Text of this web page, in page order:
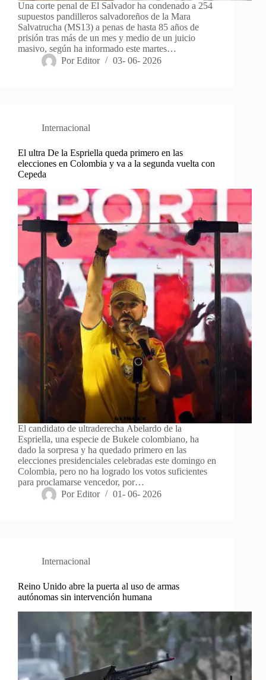
Una corte penal de El Salvador ha condenado a 254
supuestos pandilleros salvadoreños de la Mara
Salvatrucha (MS13) a penas de hasta 85 años de
prisión tras más de un mes y medio de un juicio
masivo, según ha informado este martes…
Por Editor 03- 06- 2026
Internacional
El ultra De la Espriella queda primero en las
elecciones en Colombia y va a la segunda vuelta con
Cepeda
El candidato de ultraderecha Abelardo de la
Espriella, una especie de Bukele colombiano, ha
dado la sorpresa y ha quedado primero en las
elecciones presidenciales celebradas este domingo en
Colombia, pero no ha logrado los votos suficientes
para proclamarse vencedor, por…
Por Editor 01- 06- 2026
Internacional
Reino Unido abre la puerta al uso de armas
autónomas sin intervención humana